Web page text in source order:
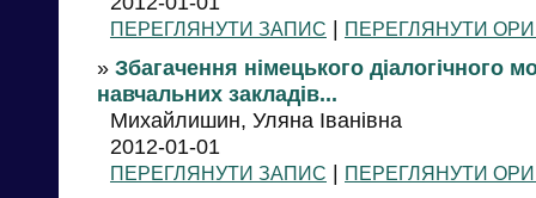
ПЕРЕГЛЯНУТИ ЗАПИС | ПЕРЕГЛЯНУТИ
» Збагачення німецького діалогічного
навчальних закладів...
Михайлишин, Уляна Іванівна
2012-01-01
ПЕРЕГЛЯНУТИ ЗАПИС | ПЕРЕГЛЯНУТИ